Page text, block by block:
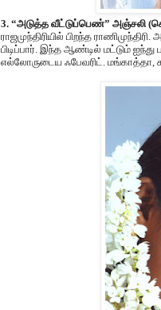
3. “அடுத்த வீட்டுப்பெண்” அஞ்சலி
ராஜமுந்திரியில் பிறந்த
பிடிப்பார். இந்த ஆண்டில் மட்டும் ஐந்து
எல்லோருடைய ஃபேவரிட். மங்காத்தா,